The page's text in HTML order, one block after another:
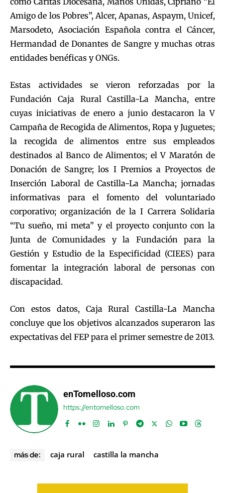
Amigo de los Pobres”, Alcer, Apanas, Aspaym, Unicef,
Marsodeto, Asociación Española contra el Cáncer,
Hermandad de Donantes de Sangre y muchas otras
entidades benéficas y ONGs.
Estas actividades se vieron reforzadas por la
Fundación Caja Rural Castilla-La Mancha, entre
cuyas iniciativas de enero a junio destacaron la V
Campaña de Recogida de Alimentos, Ropa y Juguetes;
la recogida de alimentos entre sus empleados
destinados al Banco de Alimentos; el V Maratón de
Donación de Sangre; los I Premios a Proyectos de
Inserción Laboral de Castilla-La Mancha; jornadas
informativas para el fomento del voluntariado
corporativo; organización de la I Carrera Solidaria
“Tu sueño, mi meta” y el proyecto conjunto con la
Junta de Comunidades y la Fundación para la
Gestión y Estudio de la Especificidad (CIEES) para
fomentar la integración laboral de personas con
discapacidad.
Con estos datos, Caja Rural Castilla-La Mancha
concluye que los objetivos alcanzados superaron las
expectativas del FEP para el primer semestre de 2013.
enTomelloso.com
https://entomelloso.com
más de: caja rural castilla la mancha